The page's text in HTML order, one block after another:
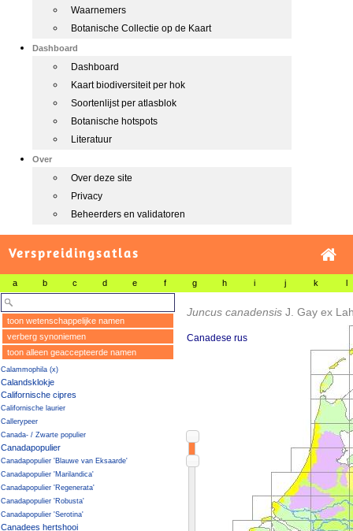
Waarnemers
Botanische Collectie op de Kaart
Dashboard
Dashboard
Kaart biodiversiteit per hok
Soortenlijst per atlasblok
Botanische hotspots
Literatuur
Over
Over deze site
Privacy
Beheerders en validatoren
Verspreidingsatlas
a b c d e f g h i j k l
toon wetenschappelijke namen
verberg synoniemen
toon alleen geaccepteerde namen
Calammophila (x)
Calandsklokje
Californische cipres
Californische laurier
Callerypeer
Canada- / Zwarte populier
Canadapopulier
Canadapopulier 'Blauwe van Eksaarde'
Canadapopulier 'Marilandica'
Canadapopulier 'Regenerata'
Canadapopulier 'Robusta'
Canadapopulier 'Serotina'
Canadees hertshooi
Juncus canadensis J. Gay ex
Canadese rus